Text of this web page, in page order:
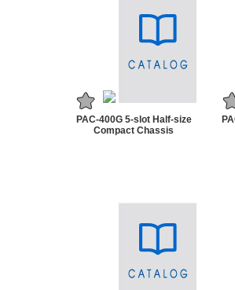
PAC-400G 5-slot Half-size
Compact Chassis